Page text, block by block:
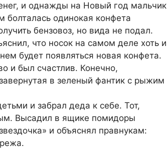
и однажды на Новый год мальчик
болталась одинокая конфета
бензовоз, но вида не подал.
что носок на самом деле хоть и
будет появляться новая конфета.
и был счастлив. Конечно,
в зеленый фантик с рыжим
и забрал деда к себе. Тот,
Высадил в ящике помидоры
и объяснял правнукам: